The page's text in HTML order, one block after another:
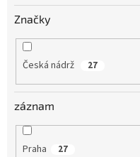
Značky
Česká nádrž 27
záznam
Praha 27